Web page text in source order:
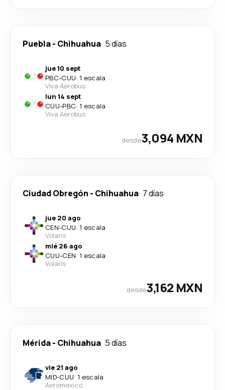
Puebla- Chihuahua 5 días
jue 10 sept
PBC-CUU· 1 escala
Viva Aerobus
lun 14 sept
CUU-PBC· 1 escala
Viva Aerobus
desde3,094 MXN
Ciudad Obregón - Chihuahua 7 días
jue 20 ago
CEN-CUU· 1 escala
Volaris
mié 26 ago
CUU-CEN· 1 escala
Volaris
desde3,162 MXN
Mérida- Chihuahua 5 días
vie 21 ago
MID-CUU· 1 escala
Aeromexico